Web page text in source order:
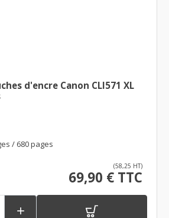
d'encre Canon CLI571 XL
/ 680 pages
(58,25 HT)
69,90 € TTC
